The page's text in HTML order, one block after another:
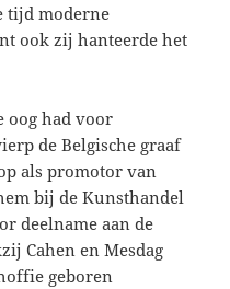
tijd moderne
ook zij hanteerde het
oog had voor
de Belgische graaf
als promotor van
bij de Kunsthandel
deelname aan de
Cahen en Mesdag
geboren